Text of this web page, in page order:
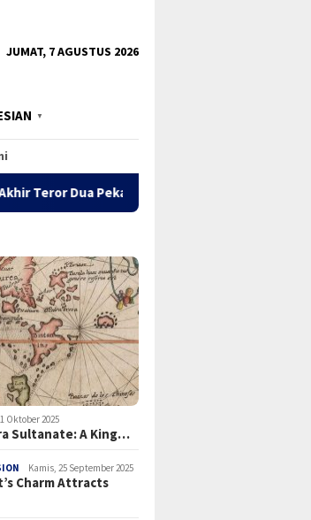
JUMAT, 7 AGUSTUS 2026
▼
Monyet Ganas Tembilahan Berhasil
Oktober 2025
Sultanate: A King…
Kamis, 25 September 2025
Charm Attracts